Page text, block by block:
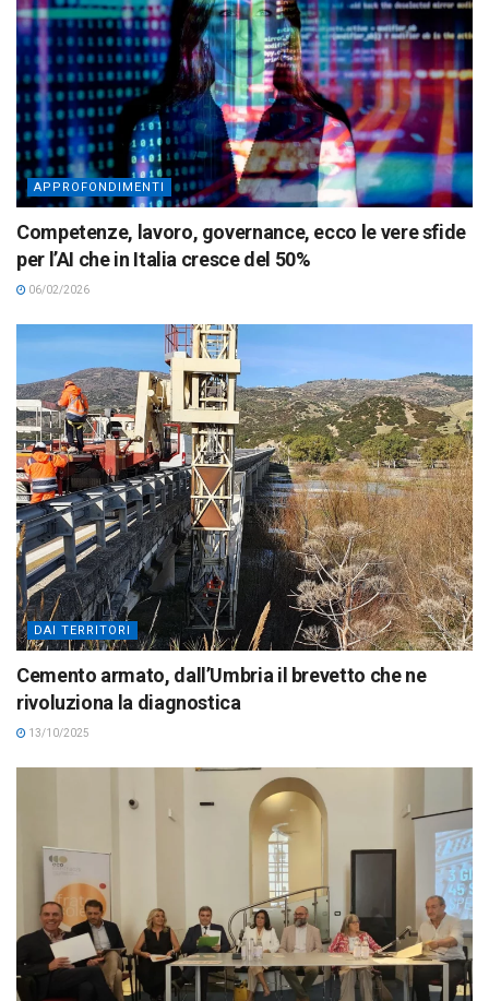
APPROFONDIMENTI
Competenze, lavoro, governance, ecco le vere sfide
per l’AI che in Italia cresce del 50%
06/02/2026
DAI TERRITORI
Cemento armato, dall’Umbria il brevetto che ne
rivoluziona la diagnostica
13/10/2025